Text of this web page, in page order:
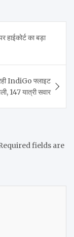
का बड़ा
IndiGo फ्लाइट
147 यात्री सवार
fields are